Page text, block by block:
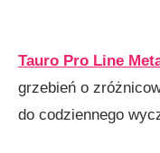
Tauro Pro Line
grzebień o
do codziennego